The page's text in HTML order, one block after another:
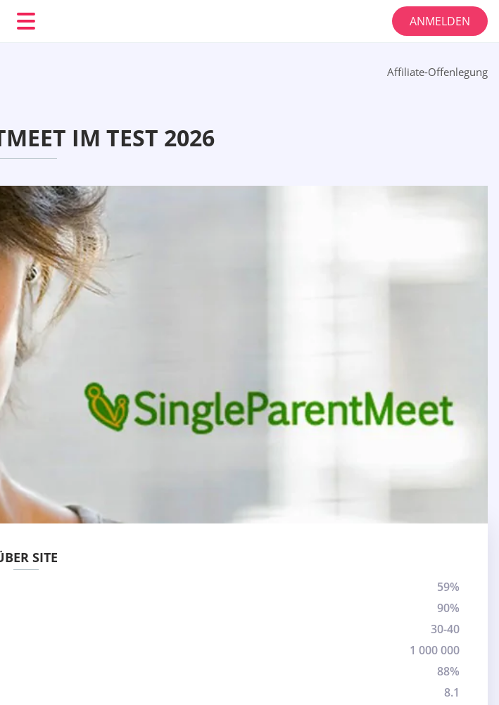
ANMELDEN
Affiliate-Offenlegung
IM TEST 2026
SITE
59%
90%
30-40
1 000 000
88%
8.1